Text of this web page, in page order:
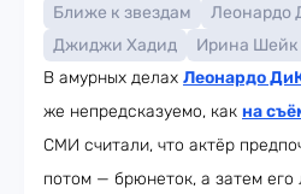
Ближе к звездам
Леонардо
Джиджи Хадид
Ирина Шейк
В амурных делах Леонардо
же непредсказуемо, как на
СМИ считали, что актёр
потом — брюнеток, а затем его